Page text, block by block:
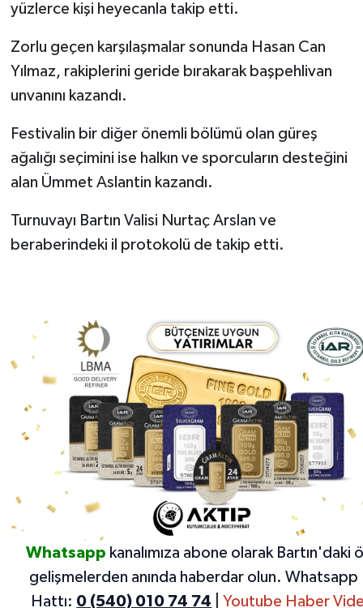
yüzlerce kişi heyecanla takip etti.
Zorlu geçen karşılaşmalar sonunda Hasan Can
Yılmaz, rakiplerini geride bırakarak başpehlivan
unvanını kazandı.
Festivalin bir diğer önemli bölümü olan güreş
ağalığı seçimini ise halkın ve sporcuların desteğini
alan Ümmet Aslantin kazandı.
Turnuvayı Bartın Valisi Nurtaç Arslan ve
beraberindeki il protokolü de takip etti.
Whatsapp kanalımıza abone olarak Bartın'daki
gelişmelerden anında haberdar olun. Whatsapp
Hattı: 0 (540) 010 74 74 |Youtube Haber